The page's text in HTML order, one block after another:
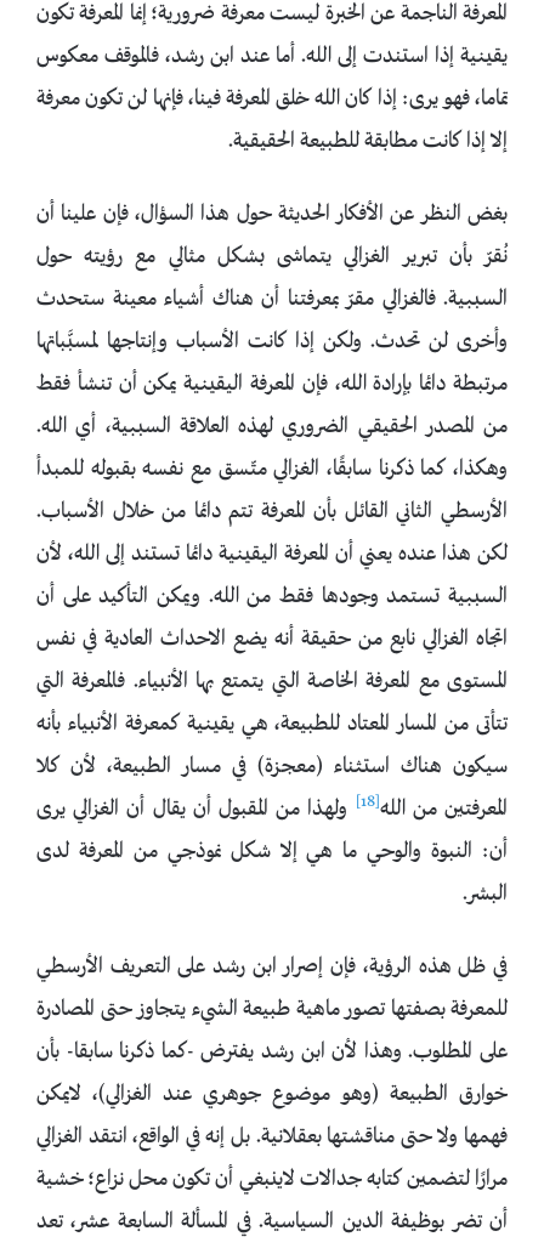
المعرفة الناجمة عن الخبرة ليست معرفة ضرورية؛ إنما المعرفة تكون
يقينية إذا استندت إلى الله. أما عند ابن رشد، فالموقف معكوس
تماما، فهو يرى: إذا كان الله خلق المعرفة فينا، فإنها لن تكون معرفة
إلا إذا كانت مطابقة للطبيعة الحقيقية.
بغض النظر عن الأفكار الحديثة حول هذا السؤال، فإن علينا أن
نُقرّ بأن تبرير الغزالي يتماشى بشكل مثالي مع رؤيته حول
السببية. فالغزالي مقرّ بمعرفتنا أن هناك أشياء معينة ستحدث
وأخرى لن تحدث. ولكن إذا كانت الأسباب وإنتاجها لمسبَّباتها
مرتبطة دائما بإرادة الله، فإن المعرفة اليقينية يمكن أن تنشأ فقط
من المصدر الحقيقي الضروري لهذه العلاقة السببية، أي الله.
وهكذا، كما ذكرنا سابقًا، الغزالي متّسق مع نفسه بقبوله للمبدأ
الأرسطي الثاني القائل بأن المعرفة تتم دائما من خلال الأسباب.
لكن هذا عنده يعني أن المعرفة اليقينية دائما تستند إلى الله، لأن
السببية تستمد وجودها فقط من الله. ويمكن التأكيد على أن
اتجاه الغزالي نابع من حقيقة أنه يضع الاحداث العادية في نفس
المستوى مع المعرفة الخاصة التي يتمتع بها الأنبياء. فالمعرفة التي
تتأتى من المسار المعتاد للطبيعة، هي يقينية كمعرفة الأنبياء بأنه
سيكون هناك استثناء (معجزة) في مسار الطبيعة، لأن كلا
المعرفتين من الله[18]
ولهذا من المقبول أن يقال أن الغزالي يرى
أن: النبوة والوحي ما هي إلا شكل نموذجي من المعرفة لدى
البشر.
في ظل هذه الرؤية، فإن إصرار ابن رشد على التعريف الأرسطي
للمعرفة بصفتها تصور ماهية طبيعة الشيء يتجاوز حتى المصادرة
على المطلوب. وهذا لأن ابن رشد يفترض -كما ذكرنا سابقا- بأن
خوارق الطبيعة (وهو موضوع جوهري عند الغزالي)، لايمكن
فهمها ولا حتى مناقشتها بعقلانية. بل إنه في الواقع، انتقد الغزالي
مرارًا لتضمين كتابه جدالات لاينبغي أن تكون محل نزاع؛ خشية
أن تضر بوظيفة الدين السياسية. في المسألة السابعة عشر، تعد